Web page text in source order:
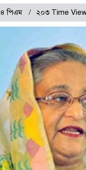
পিএম ২০৩ Time